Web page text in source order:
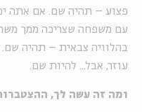
פצוע – תהיה שם. אם אתה
עם משפחה שצריכה ממך
בהלוויה צבאית – תהיה
עוזר, אבל... להיות שם.
ומה זה עשה לך,